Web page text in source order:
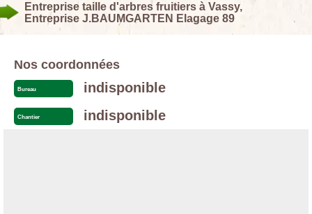
Entreprise taille d'arbres fruitiers à Vassy,
Entreprise J.BAUMGARTEN Elagage 89
Nos coordonnées
Bureau indisponible
Chantier indisponible